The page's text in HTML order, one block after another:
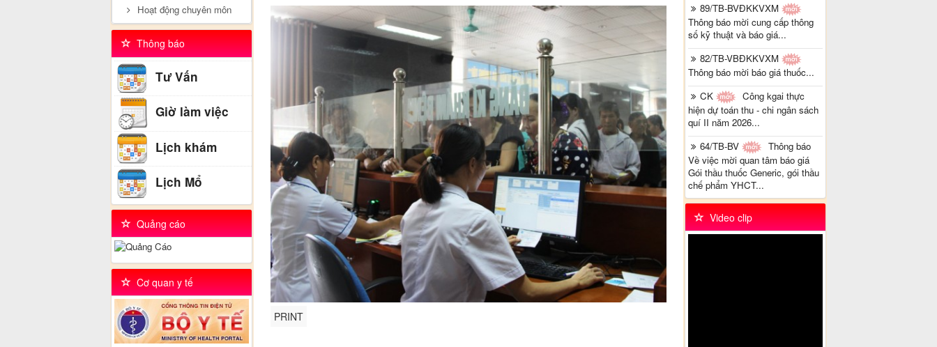
Hoạt động chuyên môn
Thông báo
Tư Vấn
Giờ làm việc
Lịch khám
Lịch Mổ
Quảng cáo
Cơ quan y tế
PRINT
89/TB-BVĐKKVXM
Thông báo mời cung cấp thông
số kỹ thuật và báo giá...
82/TB-VBĐKKVXM
Thông báo mời báo giá thuốc...
CK
Công kgai thực
hiện dự toán thu - chi ngân sách
quí II năm 2026...
64/TB-BV
Thông báo
Về việc mời quan tâm báo giá
Gói thầu thuốc Generic, gói thầu
chế phẩm YHCT...
Video clip